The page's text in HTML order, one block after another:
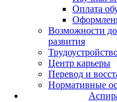
Оплата
Возможности
развития
Центр карьеры
Перевод и
Нормативные